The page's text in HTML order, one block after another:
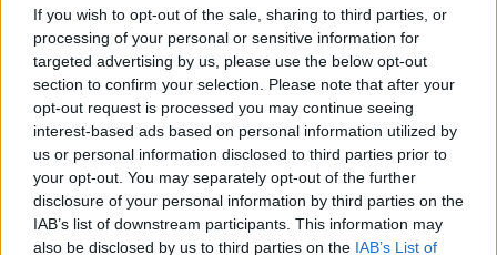
If you wish to opt-out of the sale, sharing to third parties, or
processing of your personal or sensitive information for
targeted advertising by us, please use the below opt-out
section to confirm your selection. Please note that after your
opt-out request is processed you may continue seeing
interest-based ads based on personal information utilized by
us or personal information disclosed to third parties prior to
your opt-out. You may separately opt-out of the further
disclosure of your personal information by third parties on the
IAB’s list of downstream participants. This information may
also be disclosed by us to third parties on the IAB’s List of
Vit (Klicka för större bild)
Tyg Cara
Ett lätt mönstrat tyg som erbjuder ett stort antal färgval i
Något mer dämpade naturfärger som ger en lugnande
atmosfär. Med sin struktur ger det ett exklusivt intryck på
produkten utan att ge avkall på dess egenskaper som